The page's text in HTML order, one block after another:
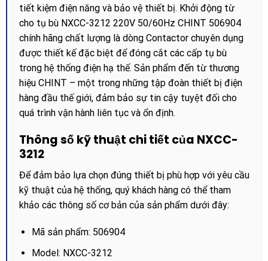
tiết kiệm điện năng và bảo vệ thiết bị. Khởi động từ
cho tụ bù NXCC-3212 220V 50/60Hz CHINT 506904
chính hãng chất lượng là dòng Contactor chuyên dụng
được thiết kế đặc biệt để đóng cắt các cấp tụ bù
trong hệ thống điện hạ thế. Sản phẩm đến từ thương
hiệu CHINT – một trong những tập đoàn thiết bị điện
hàng đầu thế giới, đảm bảo sự tin cậy tuyệt đối cho
quá trình vận hành liên tục và ổn định.
Thông số kỹ thuật chi tiết của NXCC-
3212
Để đảm bảo lựa chọn đúng thiết bị phù hợp với yêu cầu
kỹ thuật của hệ thống, quý khách hàng có thể tham
khảo các thông số cơ bản của sản phẩm dưới đây:
Mã sản phẩm: 506904
Model: NXCC-3212